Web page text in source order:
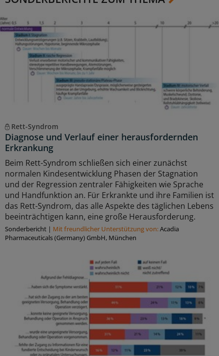
Rett-Syndrom
Diagnose und Verlauf einer herausfordernden
Erkrankung
Beim Rett-Syndrom schließen sich einer zunächst
normalen Kindesentwicklung Phasen der Stagnation
und der Regression zentraler Fähigkeiten wie Sprache
und Handfunktion an. Für Erkrankte und ihre Familien ist
das Rett-Syndrom, das alle Aspekte des täglichen Lebens
beeinträchtigen kann, eine große Herausforderung.
Sonderbericht | Mit freundlicher Unterstützung von:Acadia
Pharmaceuticals (Germany) GmbH, München